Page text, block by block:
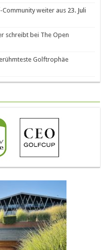
weiter aus 23. Juli
schreibt bei The Open
Golftrophäe